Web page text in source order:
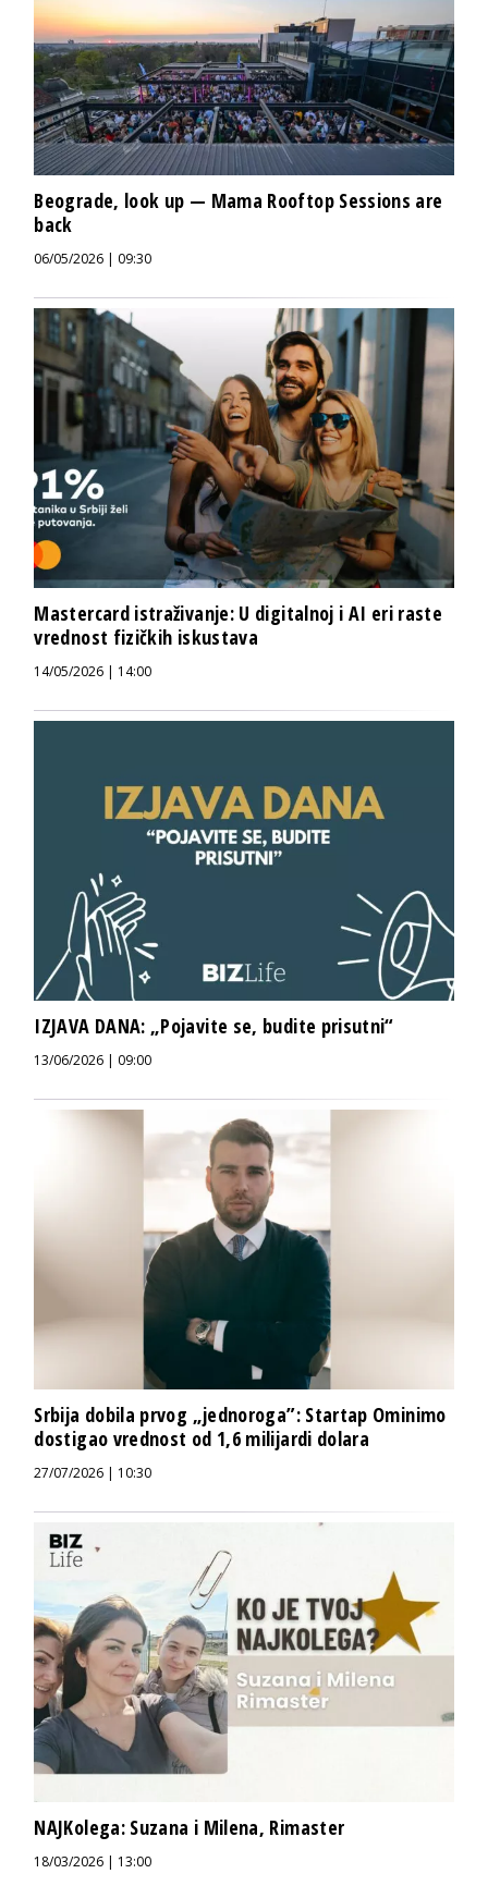
Beograde, look up — Mama Rooftop Sessions are
back
06/05/2026 | 09:30
Mastercard istraživanje: U digitalnoj i AI eri raste
vrednost fizičkih iskustava
14/05/2026 | 14:00
IZJAVA DANA: „Pojavite se, budite prisutni“
13/06/2026 | 09:00
Srbija dobila prvog „jednoroga”: Startap Ominimo
dostigao vrednost od 1,6 milijardi dolara
27/07/2026 | 10:30
NAJKolega: Suzana i Milena, Rimaster
18/03/2026 | 13:00